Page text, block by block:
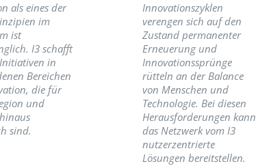
als eines der
im
ist
I3 schafft
in
Bereichen
die für
und
sind.
Innovationszyklen
verengen sich auf den
Zustand permanenter
Erneuerung und
Innovationssprünge
rütteln an der Balance
von Menschen und
Technologie. Bei diesen
Herausforderungen kann
das Netzwerk vom I3
nutzerzentrierte
Lösungen bereitstellen.